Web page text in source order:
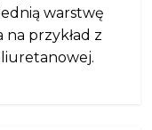
warstwę
na przykład z